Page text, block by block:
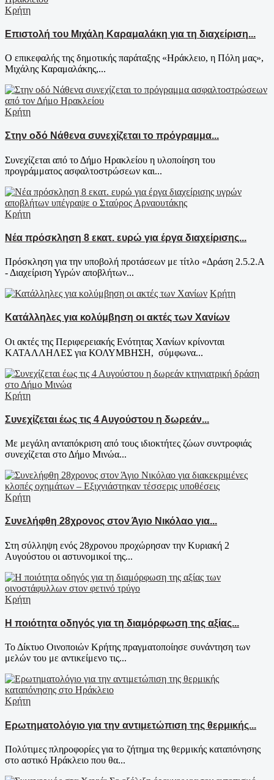
Κρήτη
Επιστολή του Μιχάλη Καραμαλάκη για τη διαχείριση...
Ο επικεφαλής της δημοτικής παράταξης «Ηράκλειο, η Πόλη μας»,
Μιχάλης Καραμαλάκης,...
Κρήτη
Στην οδό Νάθενα συνεχίζεται το πρόγραμμα...
Συνεχίζεται από το Δήμο Ηρακλείου η υλοποίηση του
προγράμματος ασφαλτοστρώσεων και...
Κρήτη
Νέα πρόσκληση 8 εκατ. ευρώ για έργα διαχείρισης...
Πρόσκληση για την υποβολή προτάσεων με τίτλο «Δράση 2.5.2.Α
- Διαχείριση Υγρών αποβλήτων...
Κρήτη
Κατάλληλες για κολύμβηση οι ακτές των Χανίων
Οι ακτές της Περιφερειακής Ενότητας Χανίων κρίνονται
ΚΑΤΑΛΛΗΛΕΣ για ΚΟΛΥΜΒΗΣΗ, σύμφωνα...
Κρήτη
Συνεχίζεται έως τις 4 Αυγούστου η δωρεάν...
Με μεγάλη ανταπόκριση από τους ιδιοκτήτες ζώων συντροφιάς
συνεχίζεται στο Δήμο Μινώα...
Κρήτη
Συνελήφθη 28χρονος στον Άγιο Νικόλαο για...
Στη σύλληψη ενός 28χρονου προχώρησαν την Κυριακή 2
Αυγούστου οι αστυνομικοί της...
Κρήτη
Η ποιότητα οδηγός για τη διαμόρφωση της αξίας...
Το Δίκτυο Οινοποιών Κρήτης πραγματοποίησε συνάντηση των
μελών του με αντικείμενο τις...
Κρήτη
Ερωτηματολόγιο για την αντιμετώπιση της θερμικής...
Πολύτιμες πληροφορίες για το ζήτημα της θερμικής καταπόνησης
στο αστικό Ηράκλειο που θα...